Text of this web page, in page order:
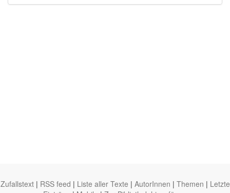
Zufallstext | RSS feed | Liste aller Texte | AutorInnen | Themen | Letzte